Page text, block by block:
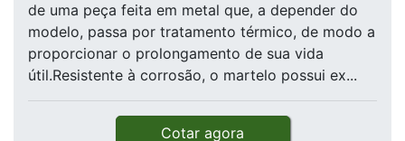
de uma peça feita em metal que, a depender do
modelo, passa por tratamento térmico, de modo a
proporcionar o prolongamento de sua vida
útil.Resistente à corrosão, o martelo possui ex...
Cotar agora